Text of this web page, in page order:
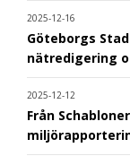
2025-12-16
Göteborgs
nätredigering
2025-12-12
Från